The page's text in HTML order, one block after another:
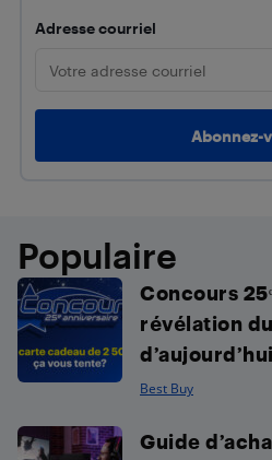
Adresse courriel
Populaire
Concours
révélation
d’aujourd’hui
Best Buy
Guide